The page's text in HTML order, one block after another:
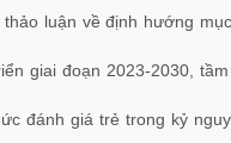
luận về định hướng
giai đoạn 2023-2030,
đánh giá trẻ trong kỷ